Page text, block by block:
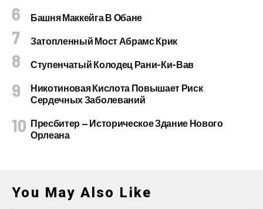
Башня Маккейга В Обане
Затопленный Мост Абрамс Крик
Ступенчатый Колодец Рани-Ки-Вав
Никотиновая Кислота Повышает Риск
Сердечных Заболеваний
Пресбитер — Историческое Здание Нового
Орлеана
You May Also Like